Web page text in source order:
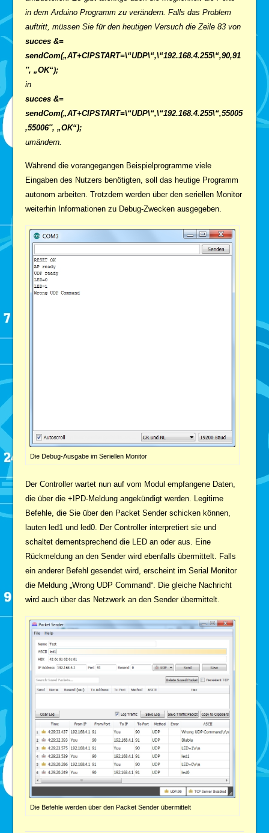
in dem Arduino Programm zu verändern. Falls das Problem
auftritt, müssen Sie für den heutigen Versuch die Zeile 83 von
succes &=
sendCom(„AT+CIPSTART=\“UDP\“,\“192.168.4.255\“,90,91
″, „OK“);
in
succes &=
sendCom(„AT+CIPSTART=\“UDP\“,\“192.168.4.255\“,55005
,55006″, „OK“);
umändern.
Während die vorangegangen Beispielprogramme viele
Eingaben des Nutzers benötigten, soll das heutige Programm
autonom arbeiten. Trotzdem werden über den seriellen Monitor
weiterhin Informationen zu Debug-Zwecken ausgegeben.
Die Debug-Ausgabe im Seriellen Monitor
Der Controller wartet nun auf vom Modul empfangene Daten,
die über die +IPD-Meldung angekündigt werden. Legitime
Befehle, die Sie über den Packet Sender schicken können,
lauten led1 und led0. Der Controller interpretiert sie und
schaltet dementsprechend die LED an oder aus. Eine
Rückmeldung an den Sender wird ebenfalls übermittelt. Falls
ein anderer Befehl gesendet wird, erscheint im Serial Monitor
die Meldung „Wrong UDP Command“. Die gleiche Nachricht
wird auch über das Netzwerk an den Sender übermittelt.
Die Befehle werden über den Packet Sender übermittelt